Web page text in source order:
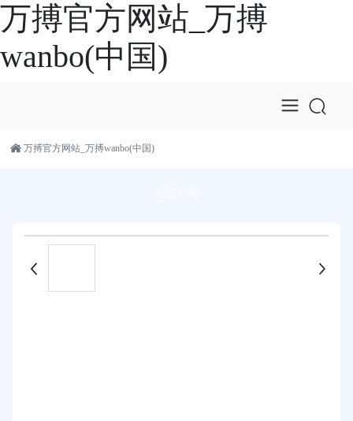
万搏官方网站_万搏
wanbo(中国)
万搏官方网站_万搏wanbo(中国)